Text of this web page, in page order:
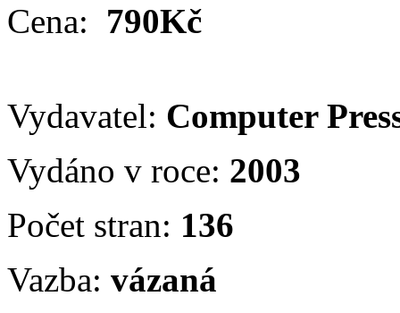
Cena: 790Kč
Vydavatel: Computer
Vydáno v roce: 2003
Počet stran: 136
Vazba: vázaná